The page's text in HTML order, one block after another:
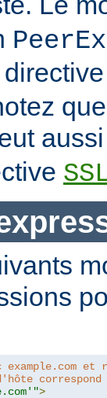
example.com
correspond
>